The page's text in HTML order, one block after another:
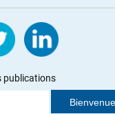
pour me
pression sur les
concurrencées sur
(que LBSSO a bien
publications